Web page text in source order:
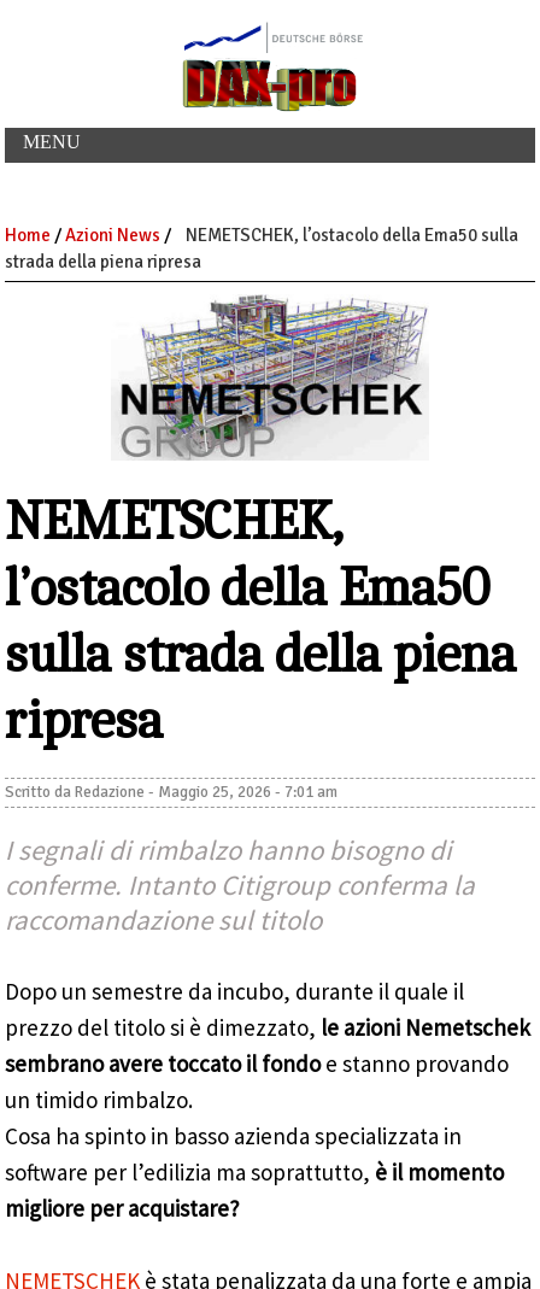
MENU
Home /Azioni News /
NEMETSCHEK, l’ostacolo della Ema50 sulla
strada della piena ripresa
NEMETSCHEK,
l’ostacolo della Ema50
sulla strada della piena
ripresa
Scritto daRedazione - Maggio 25, 2026 - 7:01 am
I segnali di rimbalzo hanno bisogno di
conferme. Intanto Citigroup conferma la
raccomandazione sul titolo
Dopo un semestre da incubo, durante il quale il
prezzo del titolo si è dimezzato, le azioni Nemetschek
sembrano avere toccato il fondoe stanno provando
un timido rimbalzo.
Cosa ha spinto in basso azienda specializzata in
software per l’edilizia ma soprattutto, è il momento
migliore per acquistare?
NEMETSCHEK è stata penalizzata da una forte e ampia